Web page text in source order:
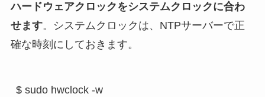
ハードウェアクロックをシステムクロックに合わ
せます。システムクロックは、NTPサーバーで正
確な時刻にしておきます。
$ sudo hwclock -w